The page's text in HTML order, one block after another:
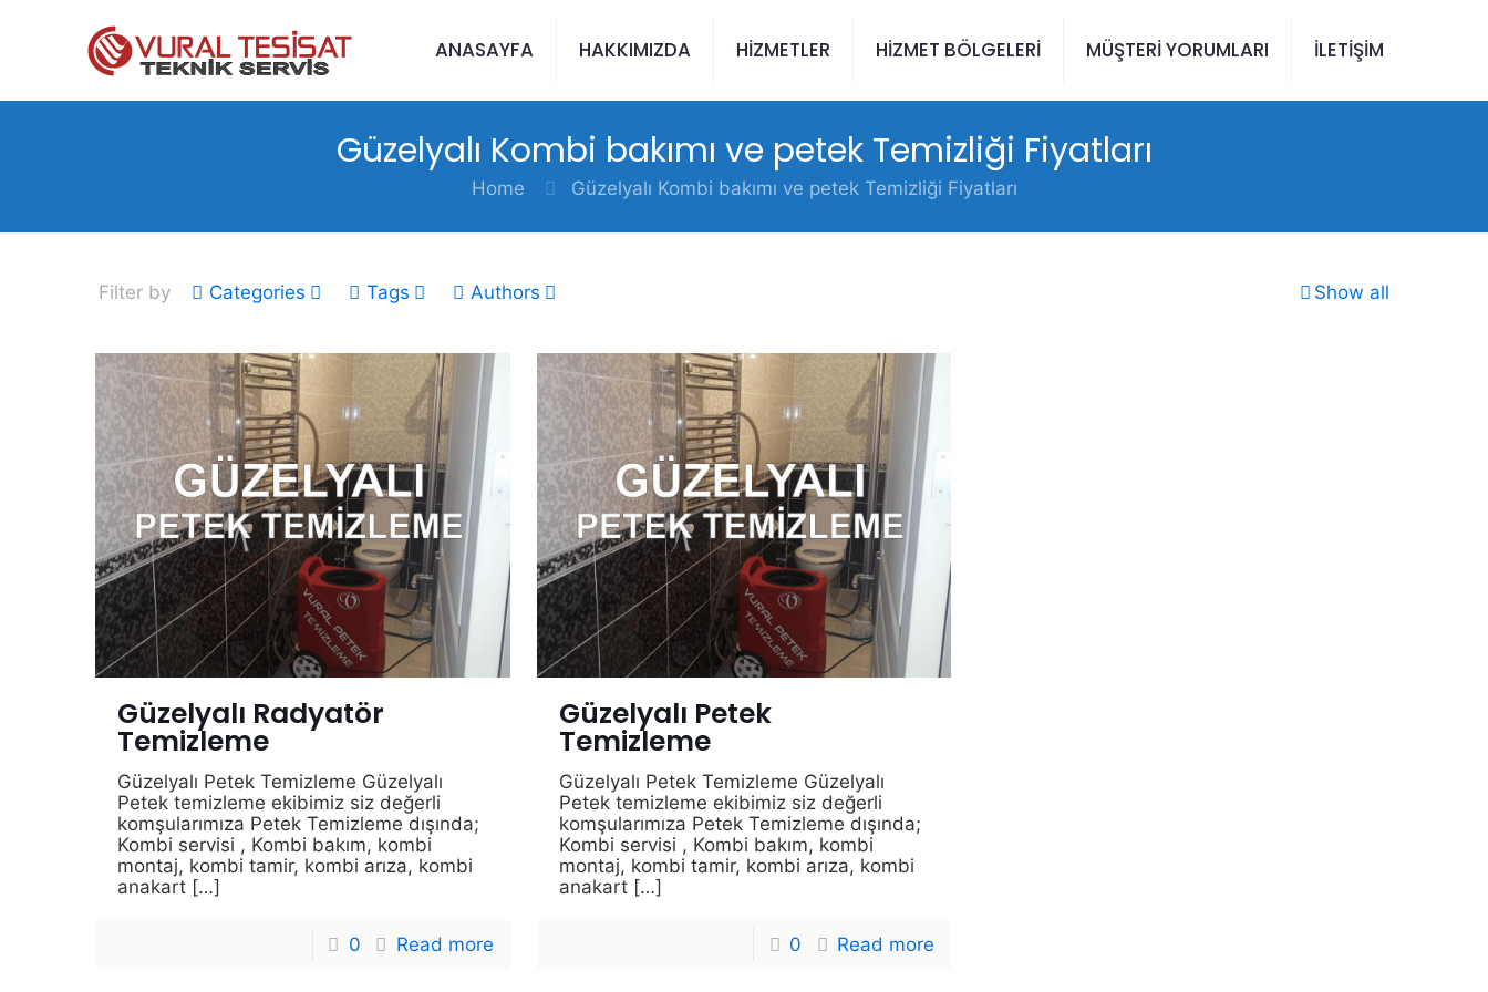
ANASAYFA HAKKIMIZDA HİZMETLER HİZMET BÖLGELERİ MÜŞTERİ YORUMLARI İLETİŞİM
Güzelyalı Kombi bakımı ve petek Temizliği Fiyatları
Home Güzelyalı Kombi bakımı ve petek Temizliği Fiyatları
Filter by Categories Tags Authors Show all
Güzelyalı Radyatör
Temizleme
Güzelyalı Petek Temizleme Güzelyalı
Petek temizleme ekibimiz siz değerli
komşularımıza Petek Temizleme dışında;
Kombi servisi , Kombi bakım, kombi
montaj, kombi tamir, kombi arıza, kombi
anakart[…]
0 Read more
Güzelyalı Petek
Temizleme
Güzelyalı Petek Temizleme Güzelyalı
Petek temizleme ekibimiz siz değerli
komşularımıza Petek Temizleme dışında;
Kombi servisi , Kombi bakım, kombi
montaj, kombi tamir, kombi arıza, kombi
anakart[…]
0 Read more